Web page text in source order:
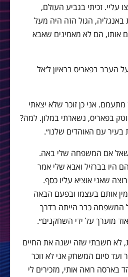
עליי. זכיתי בגביע העולם,
באנגליה, הגול הזה היה מעל
אותו, הם לא מאמינים שאבא
הערב בפאריס בראיון ל׳אל
מתעמם. אני כן זוכר שלא יצאתי
בפאריס, נשארתי במלון. למה?
בעיר עם האוהדים שלנו״.
אם המשפחה שלי באה.
היו בברזיל ואבא שלי אמר
שאני אוציא עליו כסף.
אותם בעצמו ובפעם הבאה
המשפחה כבר הייתה בדרך
מוערך על ידי השחקנים״.
לא חשבתי שזה ישנה את החיים
סיום המשחק אני לא זוכר
רואה אותי, מזכירים לי